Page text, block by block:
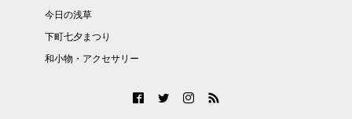
今日の浅草
下町七夕まつり
和小物・アクセサリー